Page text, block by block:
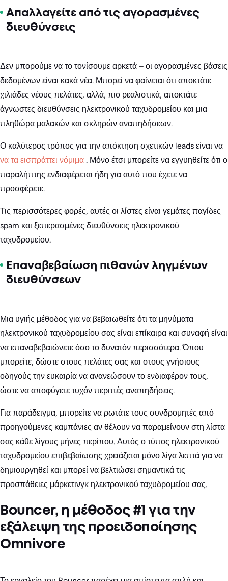
Απαλλαγείτε από τις αγορασμένες
διευθύνσεις
Δεν μπορούμε να το τονίσουμε αρκετά – οι αγορασμένες βάσεις
δεδομένων είναι κακά νέα. Μπορεί να φαίνεται ότι αποκτάτε
χιλιάδες νέους πελάτες, αλλά, πιο ρεαλιστικά, αποκτάτε
άγνωστες διευθύνσεις ηλεκτρονικού ταχυδρομείου και μια
πληθώρα μαλακών και σκληρών αναπηδήσεων.
Ο καλύτερος τρόπος για την απόκτηση σχετικών leads είναι να
να τα εισπράττει νόμιμα . Μόνο έτσι μπορείτε να εγγυηθείτε ότι ο
παραλήπτης ενδιαφέρεται ήδη για αυτό που έχετε να
προσφέρετε.
Τις περισσότερες φορές, αυτές οι λίστες είναι γεμάτες παγίδες
spam και ξεπερασμένες διευθύνσεις ηλεκτρονικού
ταχυδρομείου.
Επαναβεβαίωση πιθανών ληγμένων
διευθύνσεων
Μια υγιής μέθοδος για να βεβαιωθείτε ότι τα μηνύματα
ηλεκτρονικού ταχυδρομείου σας είναι επίκαιρα και συναφή είναι
να επαναβεβαιώνετε όσο το δυνατόν περισσότερα. Όπου
μπορείτε, δώστε στους πελάτες σας και στους γνήσιους
οδηγούς την ευκαιρία να ανανεώσουν το ενδιαφέρον τους,
ώστε να αποφύγετε τυχόν περιττές αναπηδήσεις.
Για παράδειγμα, μπορείτε να ρωτάτε τους συνδρομητές από
προηγούμενες καμπάνιες αν θέλουν να παραμείνουν στη λίστα
σας κάθε λίγους μήνες περίπου. Αυτός ο τύπος ηλεκτρονικού
ταχυδρομείου επιβεβαίωσης χρειάζεται μόνο λίγα λεπτά για να
δημιουργηθεί και μπορεί να βελτιώσει σημαντικά τις
προσπάθειες μάρκετινγκ ηλεκτρονικού ταχυδρομείου σας.
Bouncer, η μέθοδος #1 για την
εξάλειψη της προειδοποίησης
Omnivore